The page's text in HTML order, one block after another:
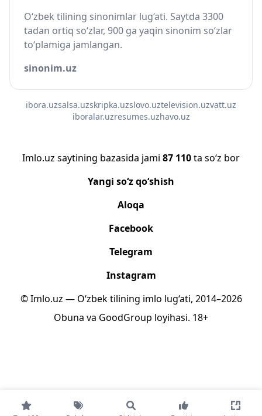
O‘zbek tilining sinonimlar lug‘ati. Saytda 3300
tadan ortiq so‘zlar, 900 ga yaqin sinonim so‘zlar
to‘plamiga jamlangan.
sinonim.uz
ibora.uzsalsa.uzskripka.uzslovo.uztelevision.uzvatt.uz
iboralar.uzresumes.uzhavo.uz
Imlo.uz saytining bazasida jami 87 110ta so‘z bor
Yangi so‘z qo‘shish
Aloqa
Facebook
Telegram
Instagram
© Imlo.uz — O‘zbek tilining imlo lug‘ati, 2014–2026
Obuna va GoodGroup loyihasi. 18+